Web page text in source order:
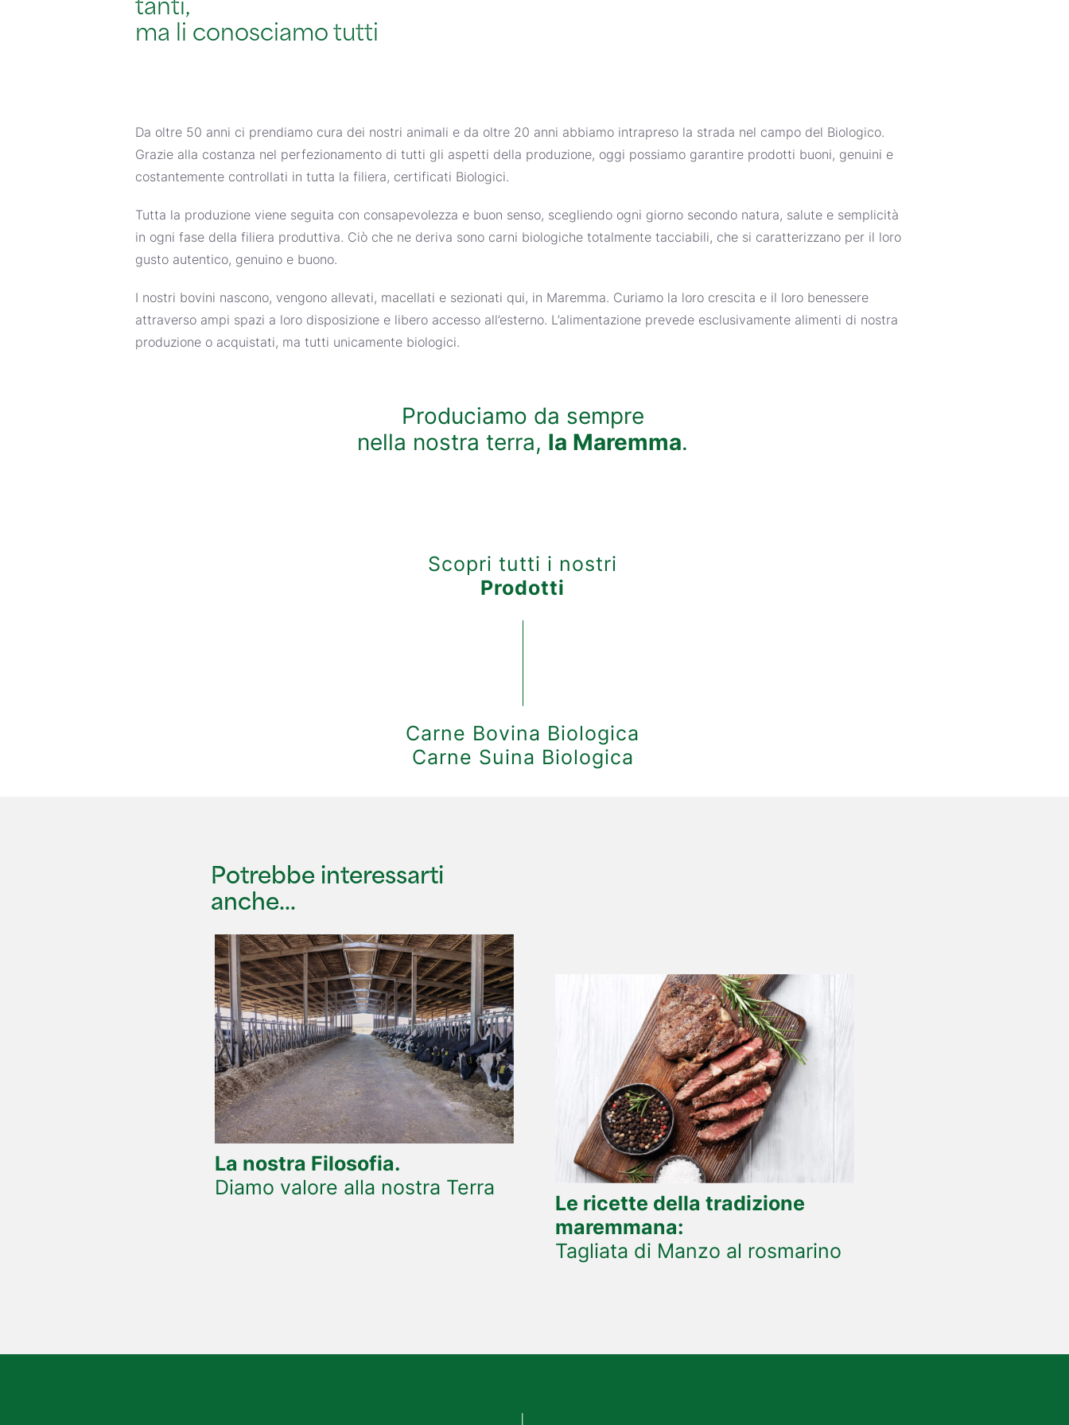
ma li conosciamo tutti
Da oltre 50 anni ci prendiamo cura dei nostri animali e da oltre 20 anni abbiamo intrapreso la strada nel campo del Biologico.
Grazie alla costanza nel perfezionamento di tutti gli aspetti della produzione, oggi possiamo garantire prodotti buoni, genuini e
costantemente controllati in tutta la filiera, certificati Biologici.
Tutta la produzione viene seguita con consapevolezza e buon senso, scegliendo ogni giorno secondo natura, salute e semplicità
in ogni fase della filiera produttiva. Ciò che ne deriva sono carni biologiche totalmente tacciabili, che si caratterizzano per il loro
gusto autentico, genuino e buono.
I nostri bovini nascono, vengono allevati, macellati e sezionati qui, in Maremma. Curiamo la loro crescita e il loro benessere
attraverso ampi spazi a loro disposizione e libero accesso all’esterno. L’alimentazione prevede esclusivamente alimenti di nostra
produzione o acquistati, ma tutti unicamente biologici.
Produciamo da sempre
nella nostra terra, la Maremma.
Scopri tutti i nostri
Prodotti
Carne Bovina Biologica
Carne Suina Biologica
Potrebbe interessarti
anche…
La nostra Filosofia.
Diamo valore alla nostra Terra
Le ricette della tradizione
maremmana:
Tagliata di Manzo al rosmarino